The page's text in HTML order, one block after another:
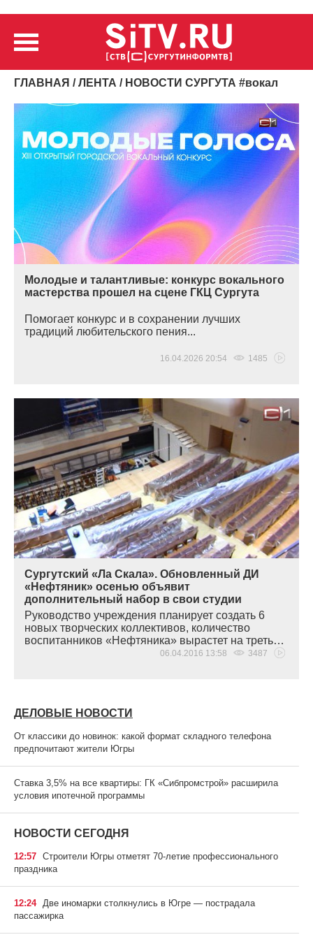
ГЛАВНАЯ /ЛЕНТА / НОВОСТИ СУРГУТА #вокал
Молодые и талантливые: конкурс вокального
мастерства прошел на сцене ГКЦ Сургута
Помогает конкурс и в сохранении лучших
традиций любительского пения...
16.04.2026 20:54 1485
Сургутский «Ла Скала». Обновленный ДИ
«Нефтяник» осенью объявит
дополнительный набор в свои студии
Руководство учреждения планирует создать 6
новых творческих коллективов, количество
воспитанников «Нефтяника» вырастет на треть…
06.04.2016 13:58 3487
ДЕЛОВЫЕ НОВОСТИ
От классики до новинок: какой формат складного телефона
предпочитают жители Югры
Ставка 3,5% на все квартиры: ГК «Сибпромстрой» расширила
условия ипотечной программы
НОВОСТИ СЕГОДНЯ
12:57 Строители Югры отметят 70-летие профессионального
праздника
12:24 Две иномарки столкнулись в Югре — пострадала
пассажирка